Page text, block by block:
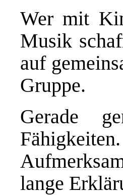
Wer mit
Musik
auf
Gruppe.
Gerade
lange